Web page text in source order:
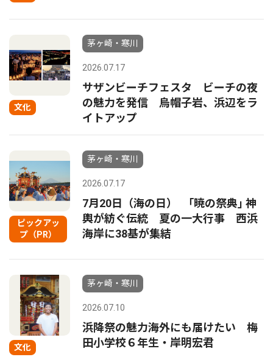
文化
茅ヶ崎・寒川
2026.07.17
サザンビーチフェスタ ビーチの夜
の魅力を発信 烏帽子岩、浜辺をラ
イトアップ
ピックアッ
プ（PR）
茅ヶ崎・寒川
2026.07.17
7月20日（海の日） ｢暁の祭典｣ 神
輿が紡ぐ伝統 夏の一大行事 西浜
海岸に38基が集結
文化
茅ヶ崎・寒川
2026.07.10
浜降祭の魅力海外にも届けたい 梅
田小学校６年生・岸明宏君